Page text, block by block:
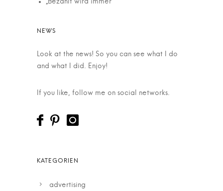
„Bezahlt wird immer“
Look at the news! So you can see what I do
and what I did. Enjoy!
If you like, follow me on social networks.
advertising